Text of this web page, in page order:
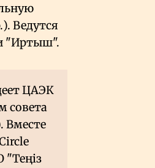
Ведутся
"Иртыш".
ЦАЭК
совета
Вместе
"Теңіз